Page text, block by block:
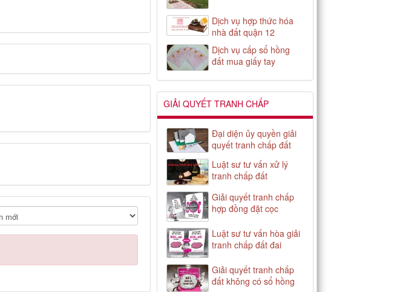
Dịch vụ hợp thức hóa
nhà đất quận 12
Dịch vụ cấp sổ hồng
đất mua giấy tay
GIẢI QUYẾT TRANH CHẤP
Đại diện ủy quyền giải
quyết tranh chấp đất
Luật sư tư vấn xử lý
tranh chấp đất
Giải quyết tranh chấp
hợp đồng đặt cọc
Luật sư tư vấn hòa giải
tranh chấp đất đai
Giải quyết tranh chấp
đất không có sổ hồng